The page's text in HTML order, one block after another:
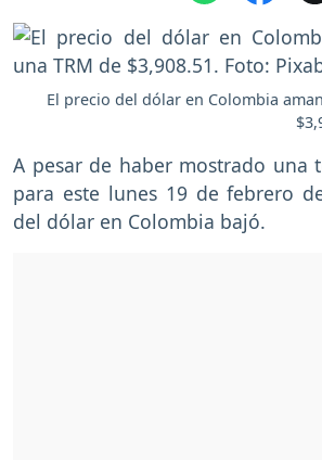
El precio del dólar en Colombia
A pesar de haber mostrado una
para este lunes 19 de febrero
del dólar en Colombia bajó.